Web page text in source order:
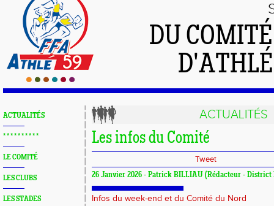
DU
ACTUALITÉS
* * * * * * * * * *
LE COMITÉ
LES CLUBS
LES STADES
ACTUALITÉS
Les infos du Comité
Tweet
26 Janvier 2026 - Patrick BILLIAU (Rédacteur - District
Infos du week-end et du Comité du Nord